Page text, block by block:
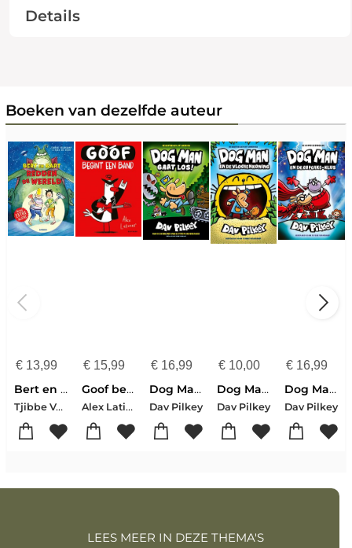
Details
Boeken van dezelfde auteur
€13,99
Bert en Bart redden de wereld
Tjibbe Veldkamp
€15,99
Goof begint een band
Alex Latimer
€ 16,99
Dog Man gaat los!
Dav Pilkey
€ 10,00
Dog Man en de vlooienkoning
Dav Pilkey
€ 16,99
Dog Man en de Cupcake-klus
Dav Pilkey
LEES MEER IN DEZE THEMA'S